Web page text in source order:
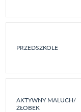
PRZEDSZKOLE
AKTYWNY MALUCH/
ŻŁOBEK